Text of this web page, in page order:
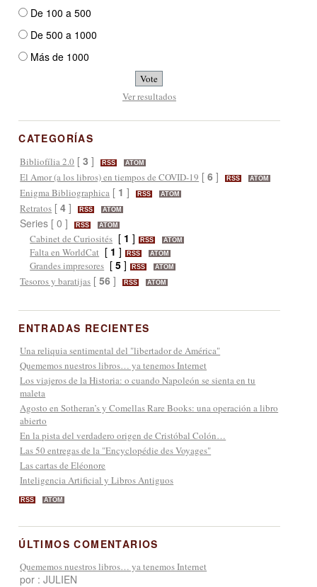
De 100 a 500
De 500 a 1000
Más de 1000
Ver resultados
CATEGORÍAS
Bibliofília 2.0 [3 ] RSS ATOM
El Amor (a los libros) en tiempos de COVID-19 [6 ] RSS ATOM
Enigma Bibliographica [ 1 ] RSS ATOM
Retratos [4 ] RSS ATOM
Series [ 0 ] RSS ATOM
Cabinet de Curiosités [ 1 ] RSS ATOM
Falta en WorldCat [ 1 ] RSS ATOM
Grandes impresores [5 ] RSS ATOM
Tesoros y baratijas [56 ] RSS ATOM
ENTRADAS RECIENTES
Una reliquia sentimental del "libertador de América"
Quememos nuestros libros… ya tenemos Internet
Los viajeros de la Historia: o cuando Napoleón se sienta en tu
maleta
Agosto en Sotheran’s y Comellas Rare Books: una operación a libro
abierto
En la pista del verdadero origen de Cristóbal Colón…
Las 50 entregas de la "Encyclopédie des Voyages"
Las cartas de Eléonore
Inteligencia Artificial y Libros Antiguos
RSS ATOM
ÚLTIMOS COMENTARIOS
Quememos nuestros libros… ya tenemos Internet
por : JULIEN